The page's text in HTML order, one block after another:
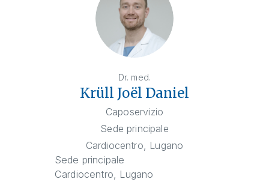
Dr. med.
Krüll Joël Daniel
Caposervizio
Sede principale
Cardiocentro, Lugano
Sede principale
Cardiocentro, Lugano